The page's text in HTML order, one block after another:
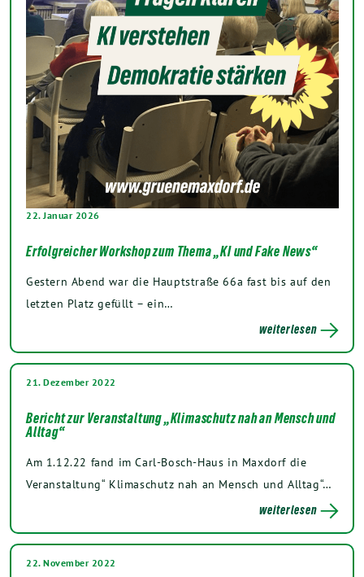
22. Januar 2026
Erfolgreicher Workshop zum Thema „KI und Fake News“
Gestern Abend war die Hauptstraße 66a fast bis auf den
letzten Platz gefüllt – ein…
weiterlesen
21. Dezember 2022
Bericht zur Veranstaltung „Klimaschutz nah an Mensch und
Alltag“
Am 1.12.22 fand im Carl-Bosch-Haus in Maxdorf die
Veranstaltung“ Klimaschutz nah an Mensch und Alltag“…
weiterlesen
22. November 2022